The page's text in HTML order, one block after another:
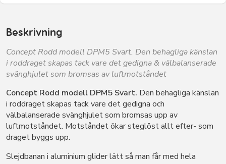
Beskrivning
Concept Rodd modell DPM5 Svart. Den behagliga känslan
i roddraget skapas tack vare det gedigna & välbalanserade
svänghjulet som bromsas av luftmotståndet
Concept Rodd modell DPM5 Svart. Den behagliga känslan
i roddraget skapas tack vare det gedigna och
välbalanserade svänghjulet som bromsas upp av
luftmotståndet. Motståndet ökar steglöst allt efter- som
draget byggs upp.
Slejdbanan i aluminium glider lätt så man får med hela